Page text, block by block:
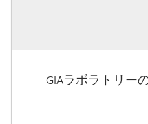
GIAラボラトリー